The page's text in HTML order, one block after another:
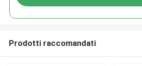
Prodotti raccomandati